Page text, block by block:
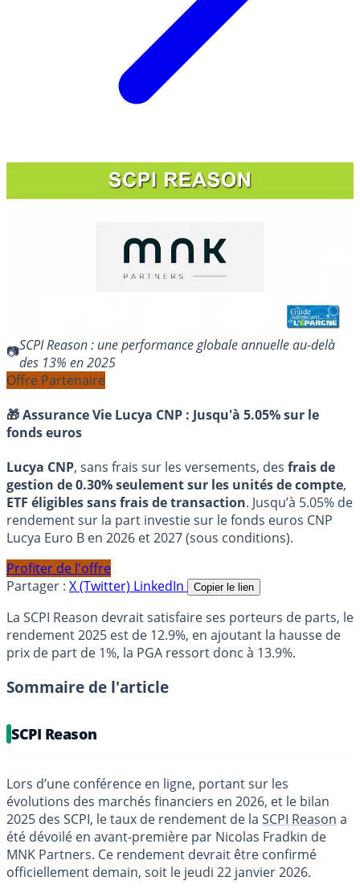
SCPI Reason : une performance globale annuelle au-delà
des 13% en 2025
Offre Partenaire
🎁 Assurance Vie Lucya CNP : Jusqu'à 5.05% sur le
fonds euros
Lucya CNP, sans frais sur les versements, des frais de
gestion de 0.30% seulement sur les unités de compte,
ETF éligibles sans frais de transaction. Jusqu’à 5.05% de
rendement sur la part investie sur le fonds euros CNP
Lucya Euro B en 2026 et 2027 (sous conditions).
Profiter de l'offre
Partager : X (Twitter) LinkedIn Copier le lien
La SCPI Reason devrait satisfaire ses porteurs de parts, le
rendement 2025 est de 12.9%, en ajoutant la hausse de
prix de part de 1%, la PGA ressort donc à 13.9%.
Sommaire de l'article
SCPI Reason
Lors d’une conférence en ligne, portant sur les
évolutions des marchés financiers en 2026, et le bilan
2025 des SCPI, le taux de rendement de la SCPI Reason a
été dévoilé en avant-première par Nicolas Fradkin de
MNK Partners. Ce rendement devrait être confirmé
officiellement demain, soit le jeudi 22 janvier 2026.